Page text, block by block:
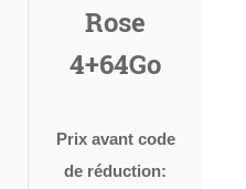
Rose
4+64Go
Prix avant code
de réduction: